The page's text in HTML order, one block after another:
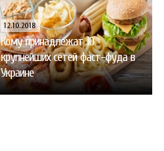
12.10.2018
Кому принадлежат 10
крупнейших сетей фаст-фуда в
Украине